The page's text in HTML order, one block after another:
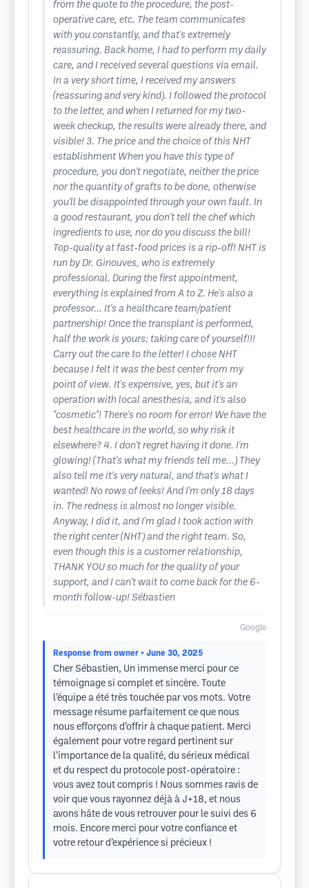
from the quote to the procedure, the post-
operative care, etc. The team communicates
with you constantly, and that's extremely
reassuring. Back home, I had to perform my daily
care, and I received several questions via email.
In a very short time, I received my answers
(reassuring and very kind). I followed the protocol
to the letter, and when I returned for my two-
week checkup, the results were already there, and
visible! 3. The price and the choice of this NHT
establishment When you have this type of
procedure, you don't negotiate, neither the price
nor the quantity of grafts to be done, otherwise
you'll be disappointed through your own fault. In
a good restaurant, you don't tell the chef which
ingredients to use, nor do you discuss the bill!
Top-quality at fast-food prices is a rip-off! NHT is
run by Dr. Ginouves, who is extremely
professional. During the first appointment,
everything is explained from A to Z. He's also a
professor... It's a healthcare team/patient
partnership! Once the transplant is performed,
half the work is yours: taking care of yourself!!!
Carry out the care to the letter! I chose NHT
because I felt it was the best center from my
point of view. It's expensive, yes, but it's an
operation with local anesthesia, and it's also
"cosmetic"! There's no room for error! We have the
best healthcare in the world, so why risk it
elsewhere? 4. I don't regret having it done. I'm
glowing! (That's what my friends tell me...) They
also tell me it's very natural, and that's what I
wanted! No rows of leeks! And I'm only 18 days
in. The redness is almost no longer visible.
Anyway, I did it, and I'm glad I took action with
the right center (NHT) and the right team. So,
even though this is a customer relationship,
THANK YOU so much for the quality of your
support, and I can't wait to come back for the 6-
month follow-up! Sébastien
Google
Response from owner • June 30, 2025
Cher Sébastien, Un immense merci pour ce
témoignage si complet et sincère. Toute
l’équipe a été très touchée par vos mots. Votre
message résume parfaitement ce que nous
nous efforçons d’offrir à chaque patient. Merci
également pour votre regard pertinent sur
l’importance de la qualité, du sérieux médical
et du respect du protocole post-opératoire :
vous avez tout compris ! Nous sommes ravis de
voir que vous rayonnez déjà à J+18, et nous
avons hâte de vous retrouver pour le suivi des 6
mois. Encore merci pour votre confiance et
votre retour d’expérience si précieux !